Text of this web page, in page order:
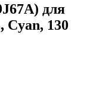
для
130